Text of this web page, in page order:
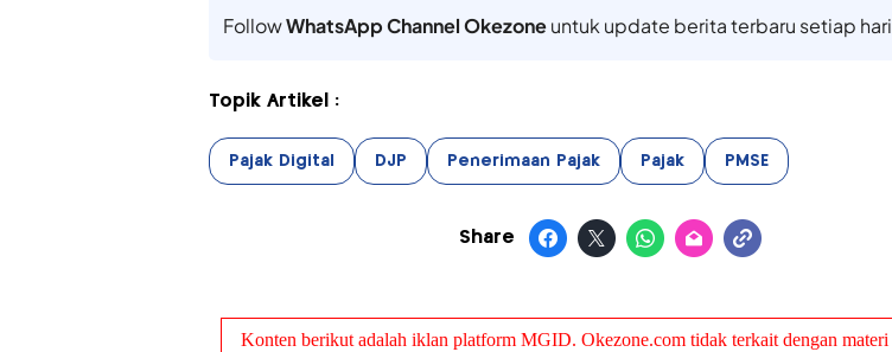
FollowWhatsApp Channel Okezoneuntuk update berita terbaru setiap hari
Topik Artikel :
Pajak Digital DJP Penerimaan Pajak Pajak PMSE
Share